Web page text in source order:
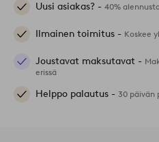
Uusi asiakas? - 40%
Ilmainen toimitus - Koskee
Joustavat maksutavat -
erissä
Helppo palautus - 30 päivän